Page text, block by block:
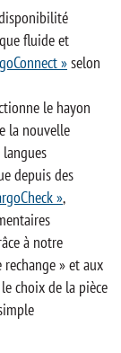
fluide et
»selon
le hayon
la nouvelle
depuis des
»,
à notre
» et aux
choix de la pièce